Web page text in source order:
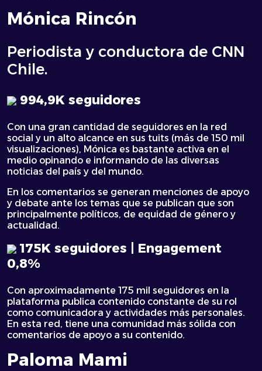
Mónica Rincón
Periodista y conductora de CNN
Chile.
994,9K seguidores
Con una gran cantidad de seguidores en la red
social y un alto alcance en sus tuits (más de 150 mil
visualizaciones), Mónica es bastante activa en el
medio opinando e informando de las diversas
noticias del país y del mundo.
En los comentarios se generan menciones de apoyo
y debate ante los temas que se publican que son
principalmente políticos, de equidad de género y
actualidad.
175K seguidores | Engagement
0,8%
Con aproximadamente 175 mil seguidores en la
plataforma publica contenido constante de su rol
como comunicadora y actividades más personales.
En esta red, tiene una comunidad más sólida con
comentarios de apoyo a su contenido.
Paloma Mami